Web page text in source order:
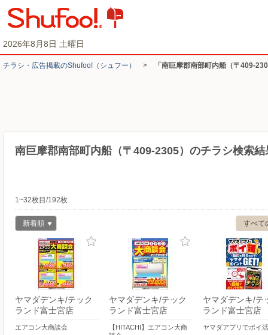
2026年8月8日 土曜日
チラシ・​広告掲載の​Shufoo!​（シュフー） > 「南巨摩郡南部町内船（〒409-
南巨摩郡南部町内船（〒409-2305）のチラシ検索結
1~32枚目/192枚
すべて
新着順
ヤマダデンキ/テック
ランド富士宮店
エアコン大商談会
ヤマダデンキ/テック
ランド富士宮店
【HITACHI】エアコン大商
ヤマダデンキ/テ
ランド富士宮店
ヤマダアプリでポイ活